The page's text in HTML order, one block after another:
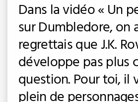
Dans la vidéo « Un
sur Dumbledore, on
regrettais que J.K.
développe pas plus
question. Pour toi, il
plein de